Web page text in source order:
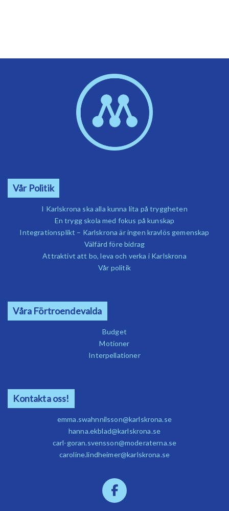
Vår Politik
I Karlskrona ska alla kunna lita på tryggheten
En trygg skola med fokus på kunskap
Integrationsplikt – Karlskrona är ingen kravlös gemenskap
Välfärd före bidrag
Attraktivt att bo, leva och verka i Karlskrona
Vår politik
Våra Förtroendevalda
Budget
Motioner
Interpellationer
Kontakta oss!
emma.swahnnilsson@karlskrona.se
hanna.ekblad@karlskrona.se
carl-goran.svensson@moderaterna.se
caroline.lindheimer@karlskrona.se